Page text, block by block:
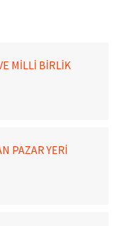
MİLLİ BİRLİK
PAZAR YERİ